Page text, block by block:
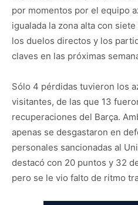
por momentos por el equipo
igualada la zona alta con
los duelos directos y los
claves en las próximas
Sólo 4 pérdidas tuvieron los
visitantes, de las que 13
recuperaciones del Barça.
apenas se desgastaron en
personales sancionadas al
destacó con 20 puntos y 32
pero se le vio falto de ritmo